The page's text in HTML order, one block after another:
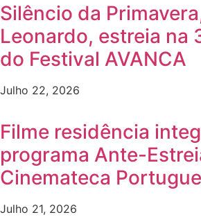
Silêncio da
Leonardo, estreia na
do Festival AVANCA
Julho 22, 2026
Filme residência
programa Ante-
Cinemateca
Julho 21, 2026